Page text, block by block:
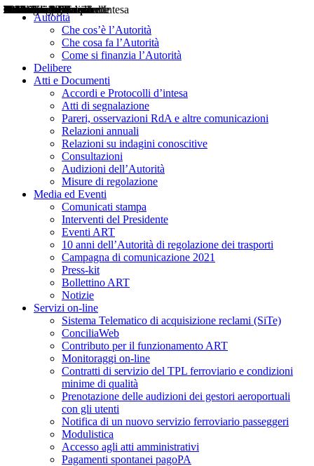
Autorità
Che cos’è l’Autorità
Che cosa fa l’Autorità
Come si finanzia l’Autorità
Delibere
Atti e Documenti
Accordi e Protocolli d’intesa
Atti di segnalazione
Pareri, osservazioni RdA e altre comunicazioni
Relazioni annuali
Relazioni su indagini conoscitive
Consultazioni
Audizioni dell’Autorità
Misure di regolazione
Media ed Eventi
Comunicati stampa
Interventi del Presidente
Eventi ART
10 anni dell’Autorità di regolazione dei trasporti
Campagna di comunicazione 2021
Press-kit
Bollettino ART
Notizie
Servizi on-line
Sistema Telematico di acquisizione reclami (SiTe)
ConciliaWeb
Contributo per il funzionamento ART
Monitoraggi on-line
Contratti di servizio del TPL ferroviario e condizioni
minime di qualità
Prenotazione delle audizioni dei gestori aeroportuali
con gli utenti
Notifica di un nuovo servizio ferroviario passeggeri
Modulistica
Accesso agli atti amministrativi
Pagamenti spontanei pagoPA
Delibere
Pareri
Consultazioni
Audizioni
Atti di Segnalazione
Accordi e Protocolli d'Intesa
Relazioni annuali
Misure di regolazione
Notizie
Comunicati Stampa
Bollettini ART
Convegni ART
Interviste del Presidente
Articoli in primo piano
Interventi del Presidente
2004
2005
2010
2013
2014
2015
2016
2017
2018
2019
202
2020
2021
2022
2023
2024
2025
2026
Aereo
Marittimo
Terrestre